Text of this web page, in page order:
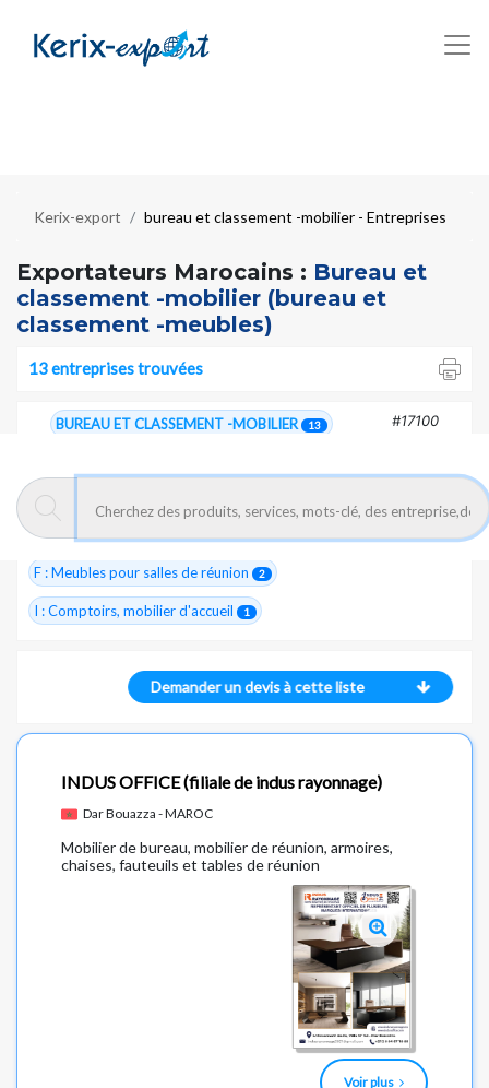
Kerix-export bureau et classement -mobilier - Entreprises
Exportateurs Marocains : Bureau et
classement -mobilier (bureau et
classement -meubles)
13 entreprises trouvées
BUREAU ET CLASSEMENT -MOBILIER 13 #17100
C : Mobilier de bureau
E : Mobilier pour salles de conférences
F : Meubles pour salles de réunion 2
I : Comptoirs, mobilier d'accueil 1
Demander un devis à cette liste
INDUS OFFICE(filiale de indus rayonnage)
Dar Bouazza - MAROC
Mobilier de bureau, mobilier de réunion, armoires,
chaises, fauteuils et tables de réunion
Voir plus